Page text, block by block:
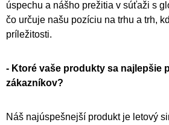
úspechu a nášho prežitia v súťaži s
čo určuje našu pozíciu na trhu a trh,
príležitosti.
- Ktoré vaše produkty sa najlepšie
zákazníkov?
Náš najúspešnejší produkt je letový